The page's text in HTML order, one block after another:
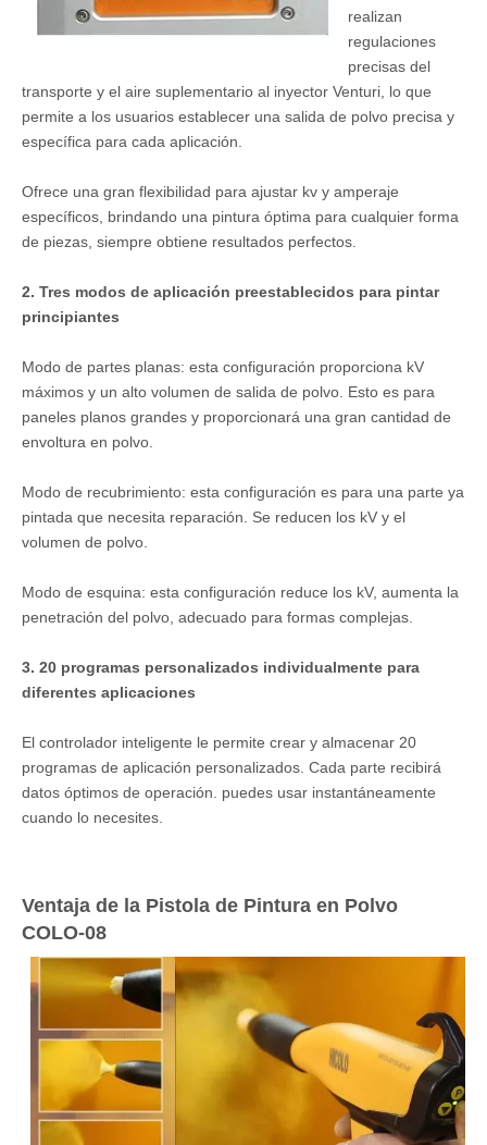
realizan
regulaciones
precisas del
transporte y el aire suplementario al inyector Venturi, lo que
permite a los usuarios establecer una salida de polvo precisa y
específica para cada aplicación.
Ofrece una gran flexibilidad para ajustar kv y amperaje
específicos, brindando una pintura óptima para cualquier forma
de piezas, siempre obtiene resultados perfectos.
2. Tres modos de aplicación preestablecidos para pintar
principiantes
Modo de partes planas: esta configuración proporciona kV
máximos y un alto volumen de salida de polvo. Esto es para
paneles planos grandes y proporcionará una gran cantidad de
envoltura en polvo.
Modo de recubrimiento: esta configuración es para una parte ya
pintada que necesita reparación. Se reducen los kV y el
volumen de polvo.
Modo de esquina: esta configuración reduce los kV, aumenta la
penetración del polvo, adecuado para formas complejas.
3. 20 programas personalizados individualmente para
diferentes aplicaciones
El controlador inteligente le permite crear y almacenar 20
programas de aplicación personalizados. Cada parte recibirá
datos óptimos de operación. puedes usar instantáneamente
cuando lo necesites.
Ventaja de la Pistola de Pintura en Polvo
COLO-08